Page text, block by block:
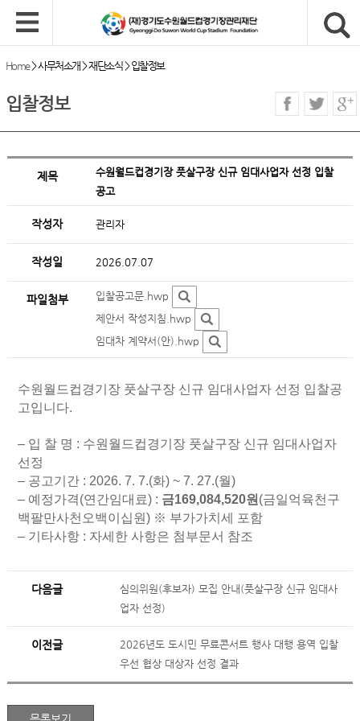
Home>사무처소개 >재단소식>입찰정보
입찰정보
제목
수원월드컵경기장 풋살구장 신규 임대사업자 선정 입찰
공고
작성자 관리자
작성일 2026.07.07
파일첨부
입찰공고문.hwp
제안서 작성지침.hwp
임대차 계약서(안).hwp
수원월드컵경기장 풋살구장 신규 임대사업자 선정 입찰공
고입니다.
– 입 찰 명 : 수원월드컵경기장 풋살구장 신규 임대사업자
선정
– 공고기간 : 2026. 7. 7.(화) ~ 7. 27.(월)
– 예정가격(연간임대료) : 금169,084,520원 (금일억육천구
백팔만사천오백이십원) ※ 부가가치세 포함
– 기타사항 : 자세한 사항은 첨부문서 참조
다음글
심의위원(후보자) 모집 안내(풋살구장 신규 임대사
업자 선정)
이전글
2026년도 도시민 무료콘서트 행사 대행 용역 입찰
우선 협상 대상자 선정 결과